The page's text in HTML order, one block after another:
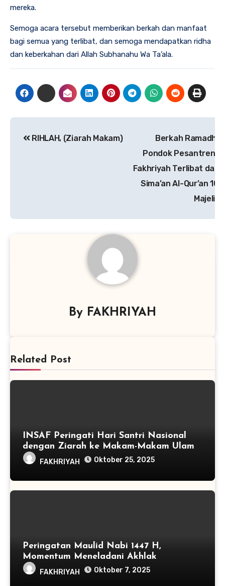
mereka.
Semoga acara tersebut memberikan berkah dan manfaat
bagi semua yang terlibat, dan semoga mendapatkan ridha
dan keberkahan dari Allah Subhanahu Wa Ta’ala.
RIHLAH, (Ziarah Makam)
Berkah
Pondok Pesantren
Fakhriyah Terlibat
Sima’an Al-Qur’an
Majelis
By FAKHRIYAH
Related Post
INSAF Peringati Hari Santri Nasional
dengan Ziarah ke Makam-Makam Ulama
Sulawesi
FAKHRIYAH Oktober 25, 2025
Peringatan Maulid Nabi 1447 H,
Momentum Meneladani Akhlak
Rasulullah SAW
FAKHRIYAH Oktober 7, 2025